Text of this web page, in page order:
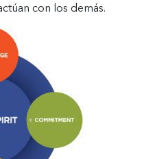
con los demás.